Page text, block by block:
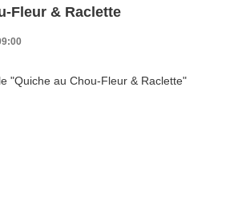
Fleur & Raclette